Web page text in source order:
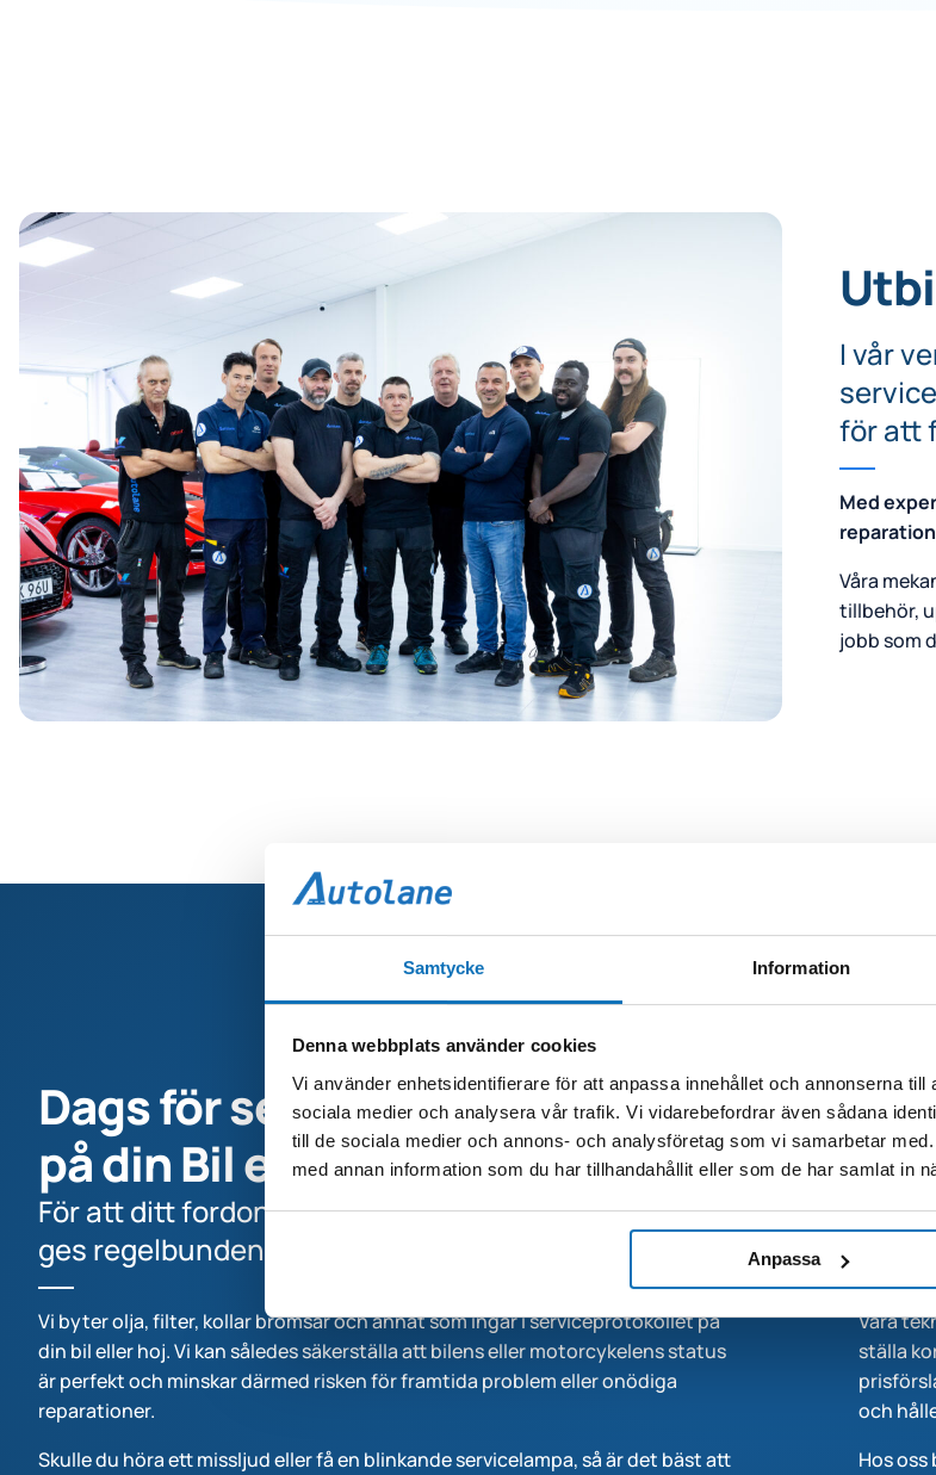
Samtycke Information
Denna webbplats använder cookies
Vi använder enhetsidentifierare för att anpassa innehållet och annonserna
sociala medier och analysera vår trafik. Vi vidarebefordrar även sådana
till de sociala medier och annons- och analysföretag som vi samarbetar
med annan information som du har tillhandahållit eller som de har samlat in
Anpassa
I vår
för att
Med
Våra
tillbehör,
jobb som
En
Hos
att
Våra
ställa
och
Hos
Dags för service och reparation
på din Bil eller MC?
För att ditt fordon ska fungera som tänkt måste den
ges regelbunden service och underhåll.
Vi byter olja, filter, kollar bromsar och annat som ingår i serviceprotokollet på
din bil eller hoj. Vi kan således säkerställa att bilens eller motorcykelens status
är perfekt och minskar därmed risken för framtida problem eller onödiga
reparationer.
Skulle du höra ett missljud eller få en blinkande servicelampa, så är det bäst att